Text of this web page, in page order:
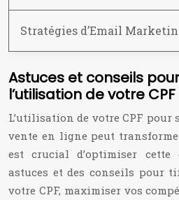
Stratégies d’Email
Astuces et conseils
l’utilisation de votre CPF
L’utilisation de votre CPF
vente en ligne peut
est crucial d’optimiser cette
astuces et des conseils pour
votre CPF, maximiser vos